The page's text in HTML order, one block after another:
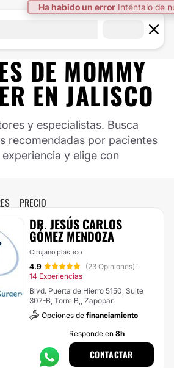
DE MOMMY
EN JALISCO
y especialistas. Busca
recomendadas por pacientes
y elige con
PRECIO
DR. JESÚS CARLOS
GÓMEZ MENDOZA
Cirujano plástico
4.9 (23 Opiniones)·
14 Experiencias
Blvd. Puerta de Hierro 5150, Suite
307-B, Torre B,, Zapopan
Opciones de financiamiento
Responde en 8h
CONTACTAR